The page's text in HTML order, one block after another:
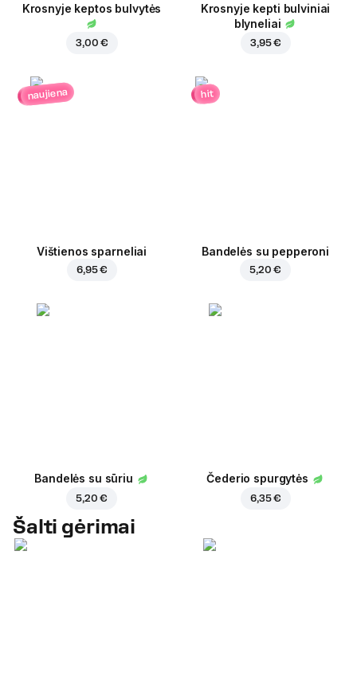
Krosnyje keptos bulvytės
3,00 €
Krosnyje kepti bulviniai
blyneliai
3,95 €
naujiena
Vištienos sparneliai
6,95 €
hit
Bandelės su pepperoni
5,20 €
Bandelės su sūriu
5,20 €
Čederio spurgytės
6,35 €
Šalti gėrimai